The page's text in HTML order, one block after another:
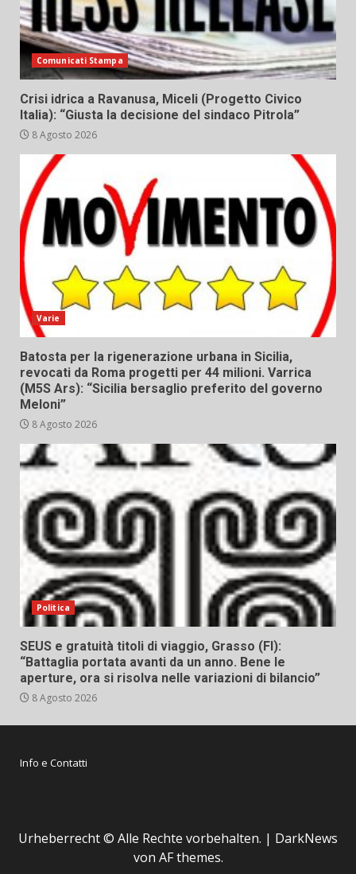
Comunicati Stampa
Crisi idrica a Ravanusa, Miceli (Progetto Civico
Italia): “Giusta la decisione del sindaco Pitrola”
8 Agosto 2026
Varie
Batosta per la rigenerazione urbana in Sicilia,
revocati da Roma progetti per 44 milioni. Varrica
(M5S Ars): “Sicilia bersaglio preferito del governo
Meloni”
8 Agosto 2026
Politica
SEUS e gratuità titoli di viaggio, Grasso (FI):
“Battaglia portata avanti da un anno. Bene le
aperture, ora si risolva nelle variazioni di bilancio”
8 Agosto 2026
Info e Contatti
Urheberrecht © Alle Rechte vorbehalten. | DarkNews
von AF themes.